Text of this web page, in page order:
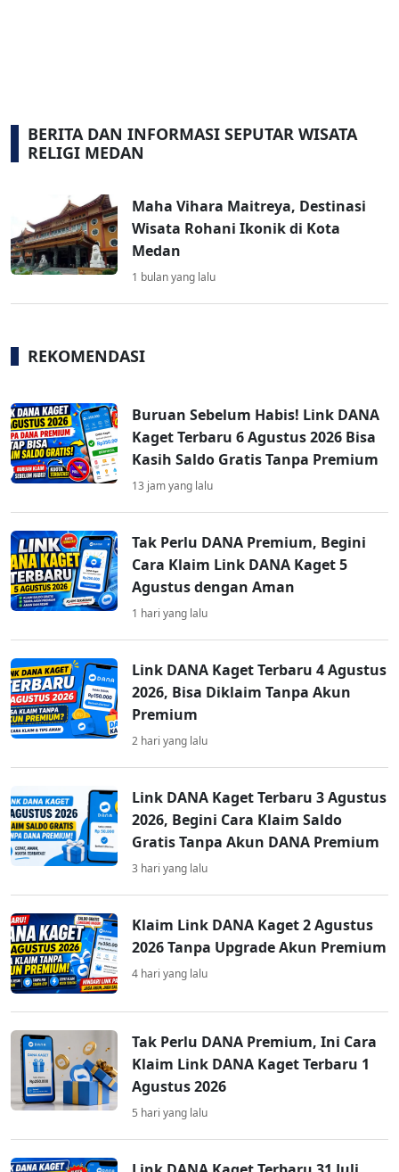
BERITA DAN INFORMASI SEPUTAR WISATA
RELIGI MEDAN
Maha Vihara Maitreya, Destinasi
Wisata Rohani Ikonik di Kota
Medan
1 bulan yang lalu
REKOMENDASI
Buruan Sebelum Habis! Link DANA
Kaget Terbaru 6 Agustus 2026 Bisa
Kasih Saldo Gratis Tanpa Premium
13 jam yang lalu
Tak Perlu DANA Premium, Begini
Cara Klaim Link DANA Kaget 5
Agustus dengan Aman
1 hari yang lalu
Link DANA Kaget Terbaru 4 Agustus
2026, Bisa Diklaim Tanpa Akun
Premium
2 hari yang lalu
Link DANA Kaget Terbaru 3 Agustus
2026, Begini Cara Klaim Saldo
Gratis Tanpa Akun DANA Premium
3 hari yang lalu
Klaim Link DANA Kaget 2 Agustus
2026 Tanpa Upgrade Akun Premium
4 hari yang lalu
Tak Perlu DANA Premium, Ini Cara
Klaim Link DANA Kaget Terbaru 1
Agustus 2026
5 hari yang lalu